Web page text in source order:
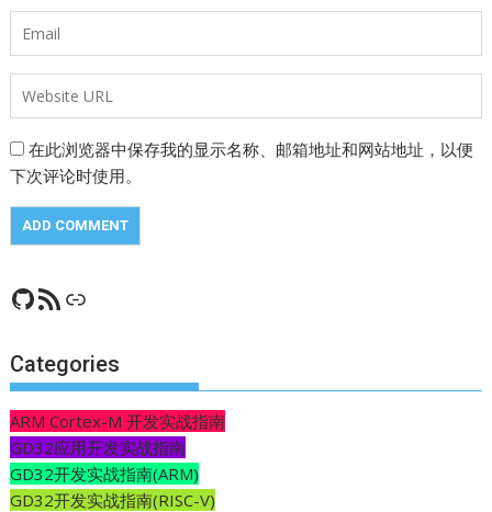
在此浏览器中保存我的显示名称、邮箱地址和网站地址，以便
下次评论时使用。
GitHub
RSS FeedCSDN
Categories
ARM Cortex-M 开发实战指南
GD32应用开发实战指南
GD32开发实战指南(ARM)
GD32开发实战指南(RISC-V)